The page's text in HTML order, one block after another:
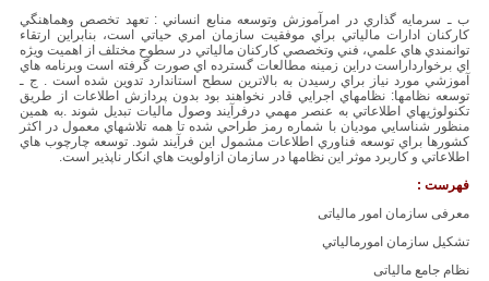
ب ـ سرمايه گذاري در امرآموزش وتوسعه منابع انساني : تعهد تخصص وهماهنگي
كاركنان ادارات مالياتي براي موفقيت سازمان امري حياتي است، بنابراين ارتقاء
توانمندي هاي علمي، فني وتخصصي كاركنان مالياتي در سطوح مختلف از اهميت ويژه
اي برخوارداراست دراين زمينه مطالعات گسترده اي صورت گرفته است وبرنامه هاي
آموزشي مورد نياز براي رسيدن به بالاترين سطح استاندارد تدوين شده است . ج ـ
توسعه نظامها: نظامهاي اجرايي قادر نخواهند بود بدون پردازش اطلاعات از طريق
تكنولوژيهاي اطلاعاتي به عنصر مهمي درفرآيند وصول ماليات تبديل شوند .به همين
منظور شناسايي موديان با شماره رمز طراحي شده تا همه تلاشهاي معمول در اكثر
كشورها براي توسعه فناوري اطلاعات مشمول اين فرآيند شود. توسعه چارچوب هاي
اطلاعاتي و كاربرد موثر اين نظامها در سازمان ازاولويت هاي انكار ناپذير است.
فهرست :
معرفی سازمان امور مالیاتی
تشكيل سازمان امورمالياتي
نظام جامع مالیاتی